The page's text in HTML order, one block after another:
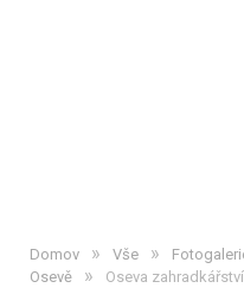
Domov » Vše »
Osevě
» Oseva